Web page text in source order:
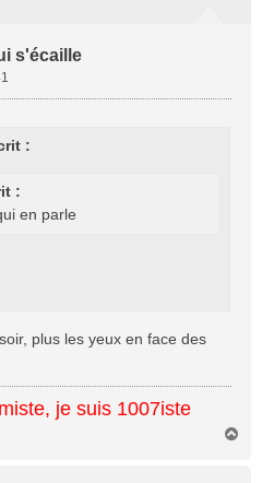
s'écaille
:
:
en parle
plus les yeux en face des
je suis 1007iste